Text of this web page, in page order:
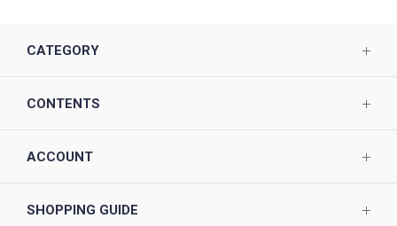
CATEGORY
CONTENTS
ACCOUNT
SHOPPING GUIDE